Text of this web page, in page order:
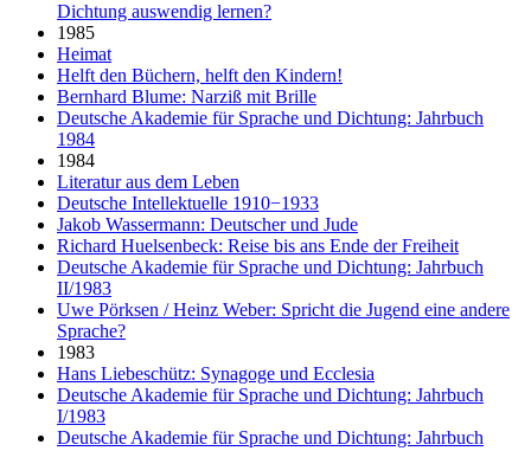
Dichtung auswendig lernen?
1985
Heimat
Helft den Büchern, helft den Kindern!
Bernhard Blume: Narziß mit Brille
Deutsche Akademie für Sprache und Dichtung: Jahrbuch
1984
1984
Literatur aus dem Leben
Deutsche Intellektuelle 1910−1933
Jakob Wassermann: Deutscher und Jude
Richard Huelsenbeck: Reise bis ans Ende der Freiheit
Deutsche Akademie für Sprache und Dichtung: Jahrbuch
II/1983
Uwe Pörksen / Heinz Weber: Spricht die Jugend eine andere
Sprache?
1983
Hans Liebeschütz: Synagoge und Ecclesia
Deutsche Akademie für Sprache und Dichtung: Jahrbuch
I/1983
Deutsche Akademie für Sprache und Dichtung: Jahrbuch